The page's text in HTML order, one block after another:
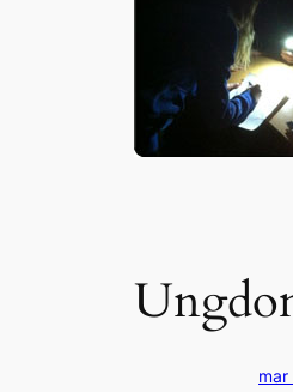
mar